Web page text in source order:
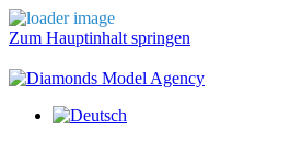
Zum Hauptinhalt springen